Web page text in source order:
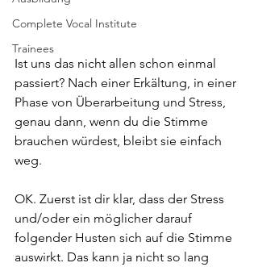
Complete Vocal Institute
Trainees
Ist uns das nicht allen schon einmal
passiert? Nach einer Erkältung, in einer
Phase von Überarbeitung und Stress,
genau dann, wenn du die Stimme
brauchen würdest, bleibt sie einfach
weg.
OK. Zuerst ist dir klar, dass der Stress
und/oder ein möglicher darauf
folgender Husten sich auf die Stimme
auswirkt. Das kann ja nicht so lang